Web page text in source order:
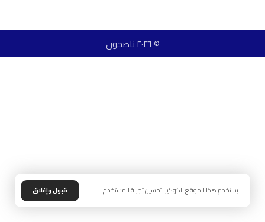
© ٢٠٢٦ ناصحون
يستخدم هذا الموقع الكوكيز لتحسين تجربة المستخدم. قبول وإغلاق